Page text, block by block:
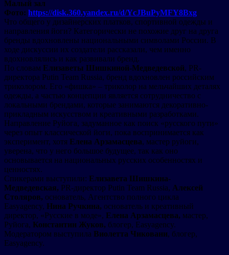
Малый зал
Фото: https://disk.360.yandex.ru/d/YcJBuPyMFY8Bxg
Что общего у дизайнерских платков, спортивной одежды и
направления йоги? Категорически не похожие друг на друга
бренды вдохновлены национальными символами России. В
ходе дискуссии их создатели рассказали, чем именно
вдохновлялись и как развивали бренд.
По словам Елизаветы Шишкиной-Медведевской, PR-
директора Putin Team Russia, бренд вдохновлен российским
триколором. Его «фишка» – триколор на мельчайших деталях
одежды, а частью концепции является сотрудничество с
локальными брендами, которые занимаются декоративно-
прикладным искусством и креативными разработками.
Направление Руйога, задуманное как поиск «русского пути»
через опыт классической йоги, пока воспринимается как
эксперимент, хотя Елена Арзамасцева, мастер руйоги,
уверена, что у него большое будущее, так как оно
основывается на национальных русских особенностях и
ценностях.
Спикерами выступили: Елизавета Шишкина-
Медведевская, PR-директор Putin Team Russia, Алексей
Столяров, основатель, Агентство полного цикла
Easyagency, Нина Ручкина, основатель и креативный
директор, «Русские в моде», Елена Арзамасцева, мастер,
Руйога, Константин Жуков, блогер, Easyagency.
Модератором выступила Виолетта Чиковани, блогер,
Easyagency.